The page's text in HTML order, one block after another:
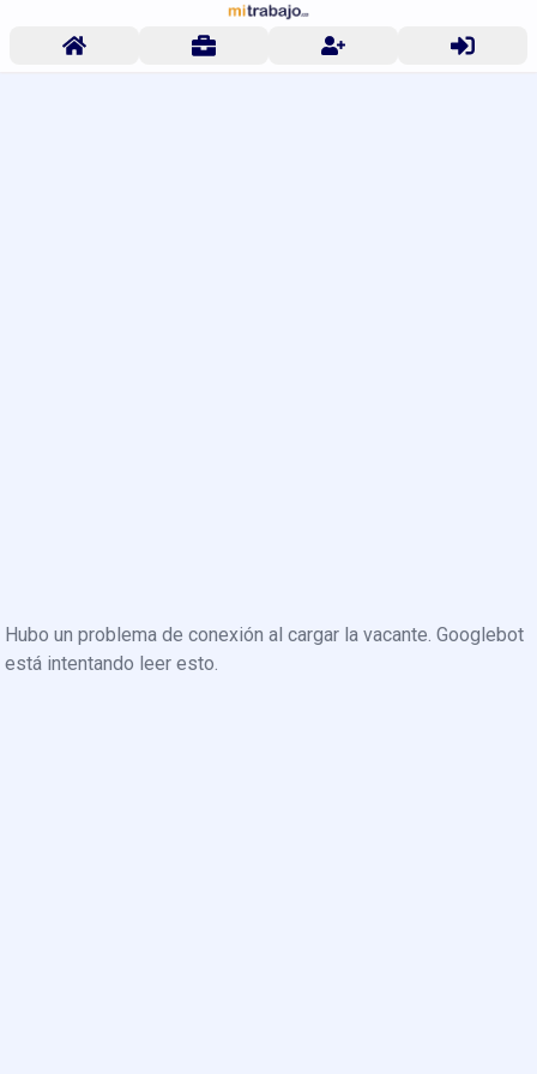
Hubo un problema de conexión al cargar la vacante. Googlebot
está intentando leer esto.